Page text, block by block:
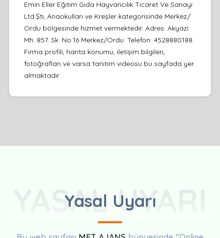
Emin Eller Eğitim Gıda Hayvancılık Ticaret Ve Sanayi
Ltd.Şti, Anaokulları ve Kreşler kategorisinde Merkez/
Ordu bölgesinde hizmet vermektedir. Adres: Akyazi
Mh. 857. Sk. No:16 Merkez/Ordu. Telefon: 4528880188.
Firma profili, harita konumu, iletişim bilgileri,
fotoğrafları ve varsa tanıtım videosu bu sayfada yer
almaktadır.
Yasal Uyarı
YASAL UYARI